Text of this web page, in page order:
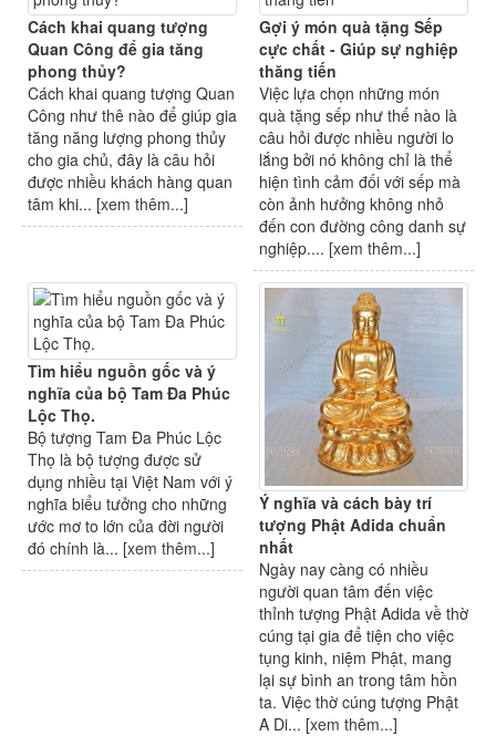
Cách khai quang tượng
Quan Công để gia tăng
phong thủy?
Cách khai quang tượng Quan
Công như thê nào để giúp gia
tăng năng lượng phong thủy
cho gia chủ, đây là câu hỏi
được nhiều khách hàng quan
tâm khi... [xem thêm...]
Gợi ý món quà tặng Sếp
cực chất - Giúp sự nghiệp
thăng tiến
Việc lựa chọn những món
quà tặng sếp như thế nào là
câu hỏi được nhiều người lo
lắng bởi nó không chỉ là thể
hiện tình cảm đối với sếp mà
còn ảnh hưởng không nhỏ
đến con đường công danh sự
nghiệp.... [xem thêm...]
Tìm hiểu nguồn gốc và ý
nghĩa của bộ Tam Đa Phúc
Lộc Thọ.
Bộ tượng Tam Đa Phúc Lộc
Thọ là bộ tượng được sử
dụng nhiều tại Việt Nam với ý
nghĩa biểu tưởng cho những
ước mơ to lớn của đời người
đó chính là... [xem thêm...]
Ý nghĩa và cách bày trí
tượng Phật Adida chuẩn
nhất
Ngày nay càng có nhiều
người quan tâm đến việc
thỉnh tượng Phật Adida về thờ
cúng tại gia để tiện cho việc
tụng kinh, niệm Phật, mang
lại sự bình an trong tâm hồn
ta. Việc thờ cúng tượng Phật
A Di... [xem thêm...]